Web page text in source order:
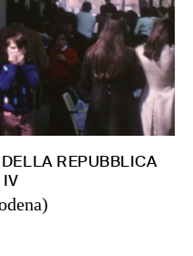
REPUBBLICA